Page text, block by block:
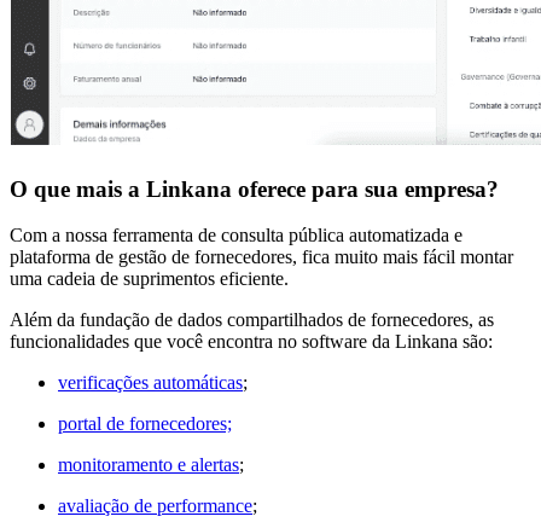
O que mais a Linkana oferece para sua empresa?
Com a nossa ferramenta de consulta pública automatizada e
plataforma de gestão de fornecedores, fica muito mais fácil montar
uma cadeia de suprimentos eficiente.
Além da fundação de dados compartilhados de fornecedores, as
funcionalidades que você encontra no software da Linkana são:
verificações automáticas;
portal de fornecedores;
monitoramento e alertas;
avaliação de performance;